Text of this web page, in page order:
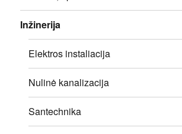
Inžinerija
Elektros instaliacija
Nulinė kanalizacija
Santechnika